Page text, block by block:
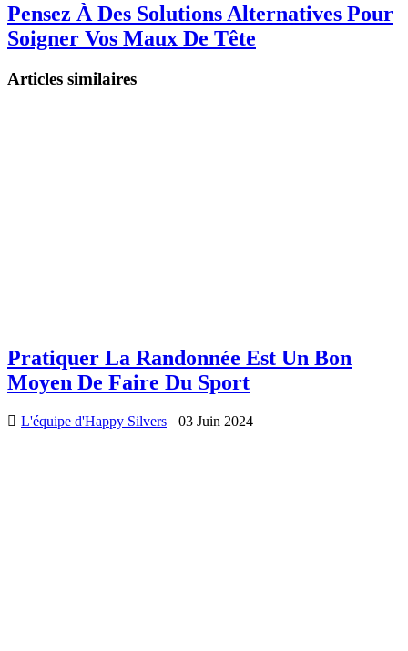
Pensez À Des Solutions Alternatives Pour
Soigner Vos Maux De Tête
Articles similaires
Pratiquer La Randonnée Est Un Bon
Moyen De Faire Du Sport
L'équipe d'Happy Silvers 03 Juin 2024